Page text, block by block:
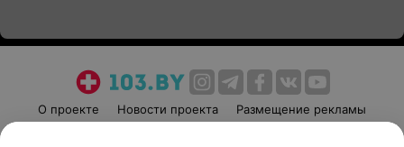
О проекте Новости проекта
Размещение рекламы